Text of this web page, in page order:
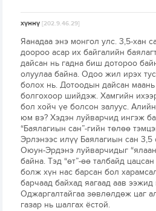
хүннү[202.9.46.29]
Яанадаа энэ монгол улс. 3,5-хан
доороо асар их байгалийн
дайсан нь гадна биш дотороо
олуулаа байна. Одоо жил ирэх
болох нь. Дотоодын дайсан
болгохоор шийдэж. Хамгийн
бол хойч үе болсон залуус.
юм вэ? Хэдэн луйварчид ингэж
“Баялагиын сан”-гийн төлөө
Эрлэнээс илүү Баялагиын сан 3,5
Оюун-Эрдэнэ луйварчидыг
байна. Тэд “өт”-өө талбайд
болж хүн нас барсан бол
барчаад байхад яагаад аав ээжид
Оджаргалтайгаа зөвлөлдөж цаг
газар нь шалгах ёстой.